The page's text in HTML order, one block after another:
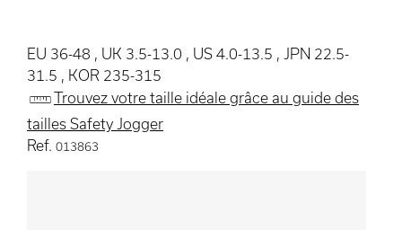
EU 36-48 , UK 3.5-13.0 , US 4.0-13.5 , JPN 22.5-
31.5 , KOR 235-315
Trouvez votre taille idéale grâce au guide des
tailles Safety Jogger
Ref. 013863